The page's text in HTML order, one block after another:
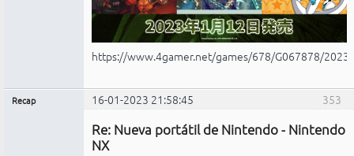
https://www.4gamer.net/games/678/G067878/
353
Recap 16-01-2023 21:58:45
Re: Nueva portátil de Nintendo - Nintendo
NX